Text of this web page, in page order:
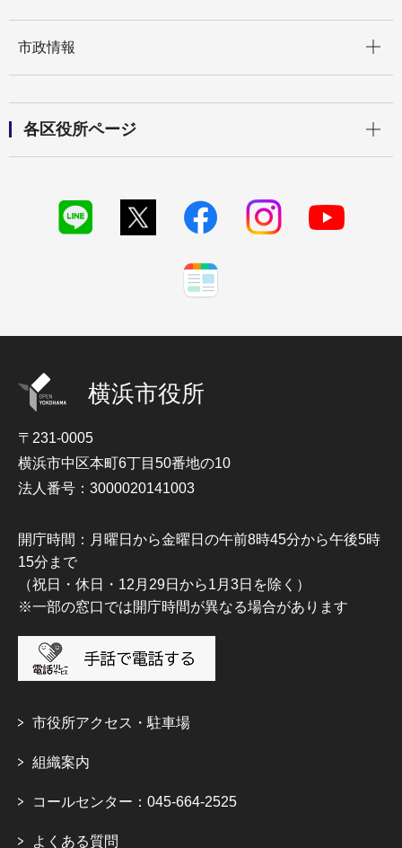
市政情報
各区役所ページ
横浜市役所
〒231-0005
横浜市中区本町6丁目50番地の10
法人番号：3000020141003
開庁時間：月曜日から金曜日の午前8時45分から午後5時
15分まで
（祝日・休日・12月29日から1月3日を除く）
※一部の窓口では開庁時間が異なる場合があります
市役所アクセス・駐車場
組織案内
コールセンター：045-664-2525
よくある質問